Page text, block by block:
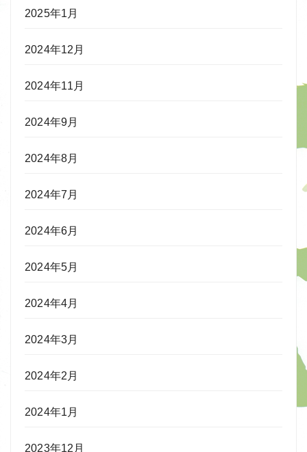
2025年1月
2024年12月
2024年11月
2024年9月
2024年8月
2024年7月
2024年6月
2024年5月
2024年4月
2024年3月
2024年2月
2024年1月
2023年12月